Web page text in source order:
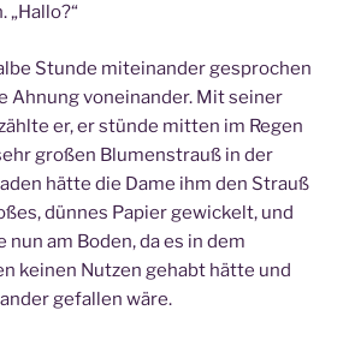
„Hallo?“
Stunde miteinander gesprochen
Ahnung voneinander. Mit seiner
er, er stünde mitten im Regen
großen Blumenstrauß in der
hätte die Dame ihm den Strauß
dünnes Papier gewickelt, und
nun am Boden, da es in dem
keinen Nutzen gehabt hätte und
gefallen wäre.